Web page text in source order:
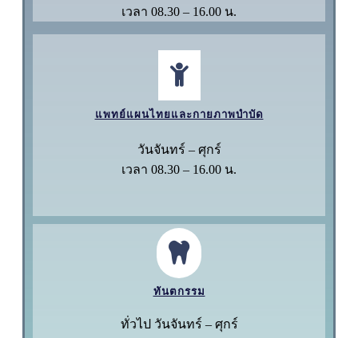
เวลา 08.30 – 16.00 น.
แพทย์แผนไทยและกายภาพบำบัด
วันจันทร์ – ศุกร์
เวลา 08.30 – 16.00 น.
ทันตกรรม
ทั่วไป วันจันทร์ – ศุกร์